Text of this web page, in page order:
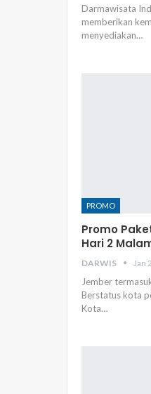
Darmawisata
memberikan
menyediakan…
PROMO
Promo
Hari 2
DARWIS Jan
Jember
Berstatus kota
Kota…